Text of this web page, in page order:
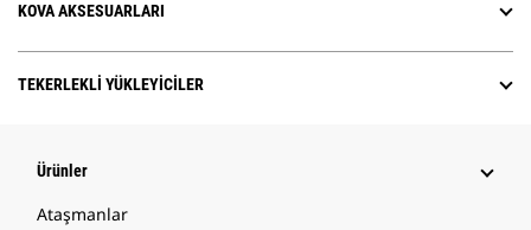
KOVA AKSESUARLARI
TEKERLEKLI YÜKLEYICILER
Ürünler
Ataşmanlar